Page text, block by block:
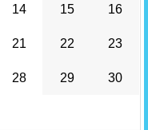
14 15 16
21 22 23
28 29 30